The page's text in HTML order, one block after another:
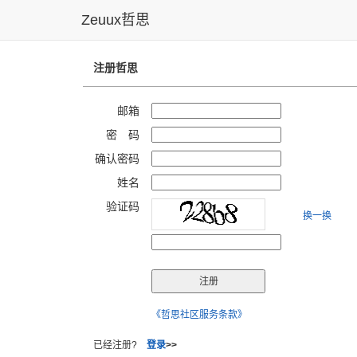
Zeuux哲思
注册哲思
邮箱
密 码
确认密码
姓名
验证码
换一换
《哲思社区服务条款》
已经注册? 登录>>